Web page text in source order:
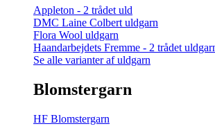
Appleton - 2 trådet uld
DMC Laine Colbert uldgarn
Flora Wool uldgarn
Haandarbejdets Fremme - 2 trådet
Se alle varianter af uldgarn
Blomstergarn
HF Blomstergarn